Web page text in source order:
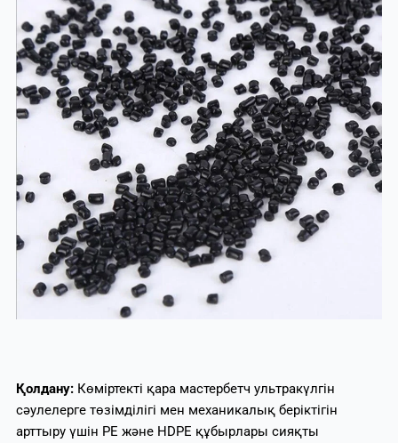
Қолдану:Көміртекті қара мастербетч ультракүлгін
сәулелерге төзімділігі мен механикалық беріктігін
арттыру үшін PE және HDPE құбырлары сияқты